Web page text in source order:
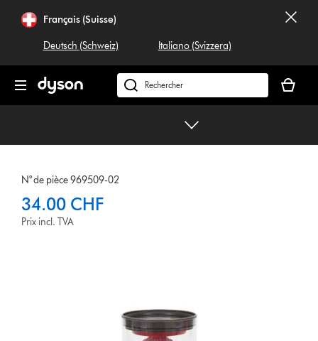
Français (Suisse)
Deutsch (Schweiz) Italiano (Svizzera)
Rechercher
dyson.ch
panier
est
N° de pièce 969509-02
34.00 CHF
Prix incl. TVA